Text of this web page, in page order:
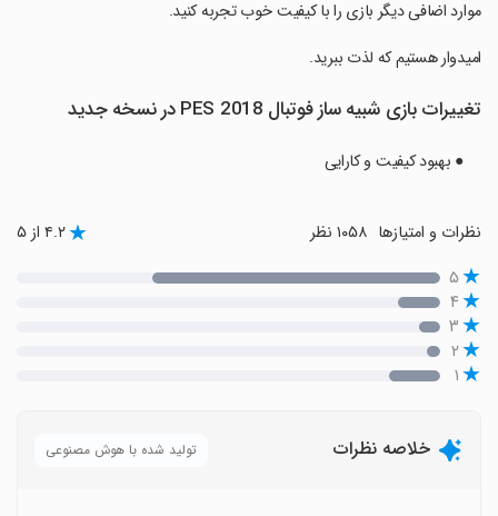
موارد اضافی دیگر بازی را با کیفیت خوب تجربه کنید.
‏امیدوار هستیم که لذت ببرید.
تغییرات بازی ‏شبیه ساز فوتبال PES 2018 در نسخه جدید
● بهبود کیفیت و کارایی
نظرات و امتیازها ۴.۲ از ۵
۵
۴
۳
۲
۱
خلاصه نظرات تولید شده با هوش مصنوعی